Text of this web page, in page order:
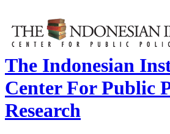
The Indonesian
Center For Public
Research